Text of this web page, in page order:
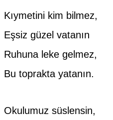
Kıymetini kim bilmez,
Eşsiz güzel vatanın
Ruhuna leke gelmez,
Bu toprakta yatanın.
Okulumuz süslensin,